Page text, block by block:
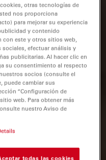
otras tecnologías de
nos proporciona
para mejorar su experiencia
y contenido
con este y otros sitios web,
efectuar análisis y
publicitarias. Al hacer clic en
su consentimiento al respecto
socios (consulte el
puede cambiar sus
“Configuración de
web. Para obtener más
nuestro Aviso de
todas las cookies